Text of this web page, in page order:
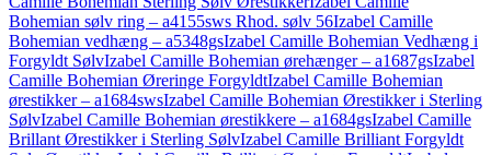
Bohemian sølv ring – a4155sws Rhod. sølv 56Izabel Camille
Bohemian vedhæng – a5348gsIzabel Camille Bohemian Vedhæng i
Forgyldt SølvIzabel Camille Bohemian ørehænger – a1687gsIzabel
Camille Bohemian Øreringe ForgyldtIzabel Camille Bohemian
ørestikker – a1684swsIzabel Camille Bohemian Ørestikker i Sterling
SølvIzabel Camille Bohemian ørestikkere – a1684gsIzabel Camille
Brillant Ørestikker i Sterling SølvIzabel Camille Brilliant Forgyldt